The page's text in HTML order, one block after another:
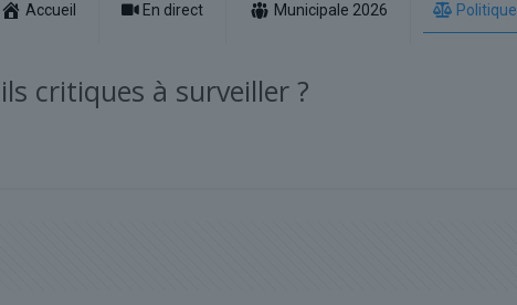
Accueil En direct Municipale 2026 Politique
critiques à surveiller ?